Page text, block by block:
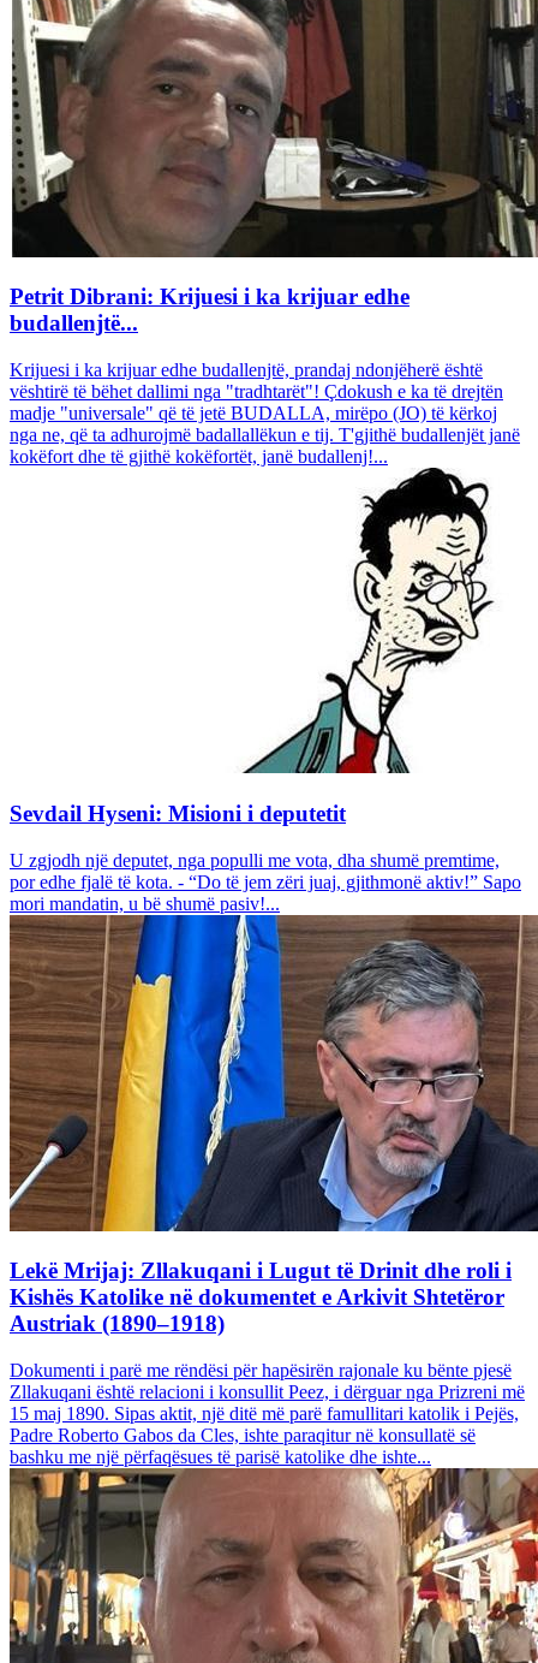
Petrit Dibrani: Krijuesi i ka krijuar edhe
budallenjtë...
Krijuesi i ka krijuar edhe budallenjtë, prandaj ndonjëherë është
vështirë të bëhet dallimi nga "tradhtarët"! Çdokush e ka të drejtën
madje "universale" që të jetë BUDALLA, mirëpo (JO) të kërkoj
nga ne, që ta adhurojmë badallallëkun e tij. T'gjithë budallenjët janë
kokëfort dhe të gjithë kokëfortët, janë budallenj!...
Sevdail Hyseni: Misioni i deputetit
U zgjodh një deputet, nga populli me vota, dha shumë premtime,
por edhe fjalë të kota. - “Do të jem zëri juaj, gjithmonë aktiv!” Sapo
mori mandatin, u bë shumë pasiv!...
Lekë Mrijaj: Zllakuqani i Lugut të Drinit dhe roli i
Kishës Katolike në dokumentet e Arkivit Shtetëror
Austriak (1890–1918)
Dokumenti i parë me rëndësi për hapësirën rajonale ku bënte pjesë
Zllakuqani është relacioni i konsullit Peez, i dërguar nga Prizreni më
15 maj 1890. Sipas aktit, një ditë më parë famullitari katolik i Pejës,
Padre Roberto Gabos da Cles, ishte paraqitur në konsullatë së
bashku me një përfaqësues të parisë katolike dhe ishte...